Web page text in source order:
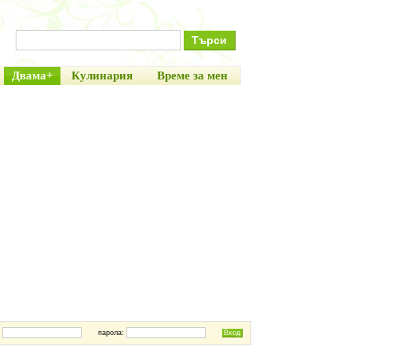
Двама+ Кулинария Време за мен
парола: